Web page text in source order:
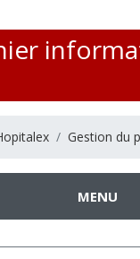
Gestion du
MENU